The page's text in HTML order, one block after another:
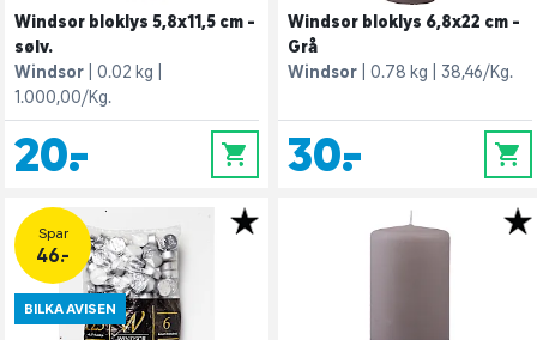
Windsor bloklys 5,8x11,5 cm -
sølv.
Windsor
0.02 kg
1.000,00/Kg.
20,- 0
Windsor bloklys 6,8x22 cm -
Grå
Windsor
0.78 kg 38,46/Kg.
30,- 0
Spar
46.-
BILKA AVISEN